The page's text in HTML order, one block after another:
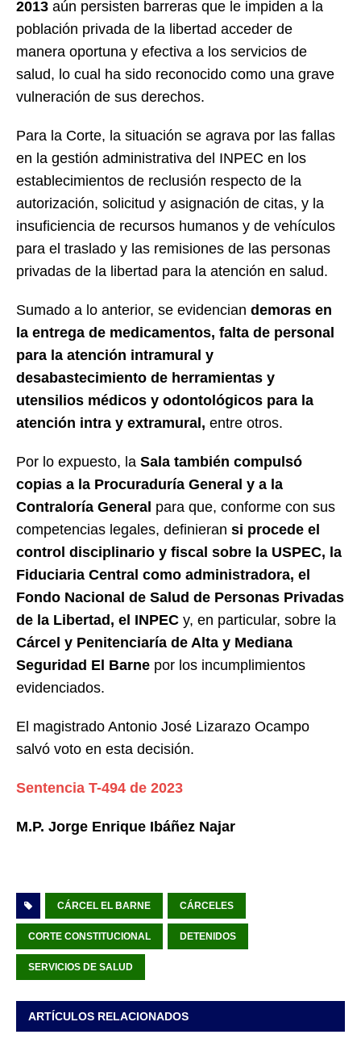
2013 aún persisten barreras que le impiden a la
población privada de la libertad acceder de
manera oportuna y efectiva a los servicios de
salud, lo cual ha sido reconocido como una grave
vulneración de sus derechos.
Para la Corte, la situación se agrava por las fallas
en la gestión administrativa del INPEC en los
establecimientos de reclusión respecto de la
autorización, solicitud y asignación de citas, y la
insuficiencia de recursos humanos y de vehículos
para el traslado y las remisiones de las personas
privadas de la libertad para la atención en salud.
Sumado a lo anterior, se evidencian demoras en
la entrega de medicamentos, falta de personal
para la atención intramural y
desabastecimiento de herramientas y
utensilios médicos y odontológicos para la
atención intra y extramural, entre otros.
Por lo expuesto, la Sala también compulsó
copias a la Procuraduría General y a la
Contraloría General para que, conforme con sus
competencias legales, definieran si procede el
control disciplinario y fiscal sobre la USPEC, la
Fiduciaria Central como administradora, el
Fondo Nacional de Salud de Personas Privadas
de la Libertad, el INPEC y, en particular, sobre la
Cárcel y Penitenciaría de Alta y Mediana
Seguridad El Barne por los incumplimientos
evidenciados.
El magistrado Antonio José Lizarazo Ocampo
salvó voto en esta decisión.
Sentencia T-494 de 2023
M.P. Jorge Enrique Ibáñez Najar
CÁRCEL EL BARNE CÁRCELES
CORTE CONSTITUCIONAL DETENIDOS
SERVICIOS DE SALUD
ARTÍCULOS RELACIONADOS